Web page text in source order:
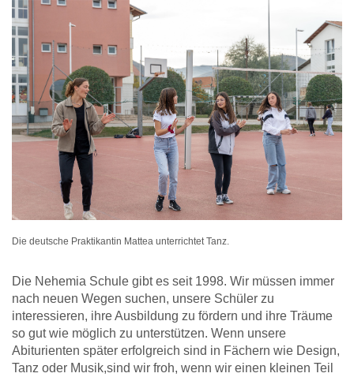
Die deutsche Praktikantin Mattea unterrichtet Tanz.
Die Nehemia Schule gibt es seit 1998. Wir müssen immer
nach neuen Wegen suchen, unsere Schüler zu
interessieren, ihre Ausbildung zu fördern und ihre Träume
so gut wie möglich zu unterstützen. Wenn unsere
Abiturienten später erfolgreich sind in Fächern wie Design,
Tanz oder Musik,sind wir froh, wenn wir einen kleinen Teil